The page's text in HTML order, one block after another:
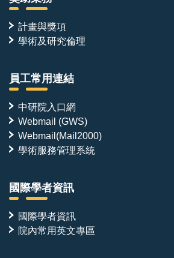
計畫與獎項
學術及研究倫理
員工常用連結
中研院入口網
Webmail (GWS)
Webmail(Mail2000)
學術服務管理系統
國際學者資訊
國際學者資訊
院內常用英文專區